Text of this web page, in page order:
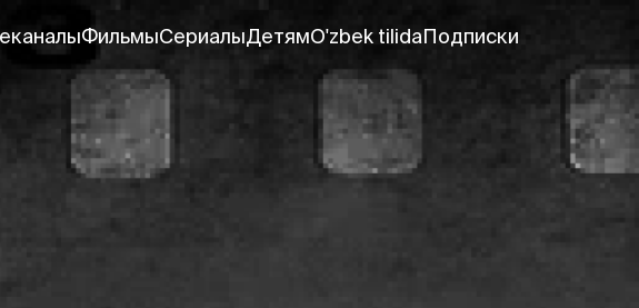
ФильмыСериалыДетямO'zbek tilidaПодписки